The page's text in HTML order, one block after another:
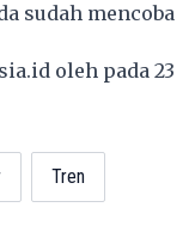
sudah mencoba
oleh pada 23
Tren